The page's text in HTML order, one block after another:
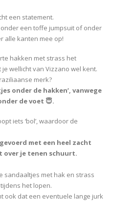
een statement.
een toffe jumpsuit of onder
alle kanten mee op!
hakken met strass het
wellicht van Vizzano wel kent.
merk?
onder de hakken’, vanwege
de voet 😇.
iets ‘bol’, waardoor de
met een heel zacht
over je tenen schuurt.
sandaaltjes met hak en strass
het lopen.
ook dat een eventuele lange jurk